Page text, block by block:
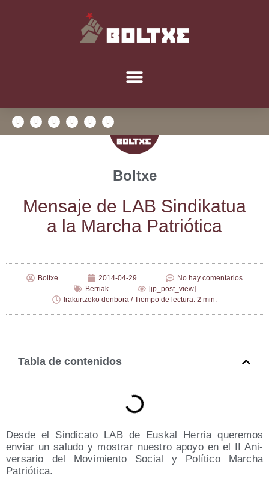
Boltxe
Men­sa­je de LAB Sin­di­ka­tua
a la Mar­cha Patriótica
Boltxe 2014-04-29
No hay comentarios
Berriak
[jp_post_view]
Irakurtzeko denbora / Tiempo de lectura: 2 min.
Tabla de contenidos
Des­de el Sin­di­ca­to LAB de Eus­kal Herria que­re­mos
enviar un salu­do y mos­trar nues­tro apo­yo en el II Ani­
ver­sa­rio del Movi­mien­to Social y Polí­ti­co Mar­cha
Patriótica.